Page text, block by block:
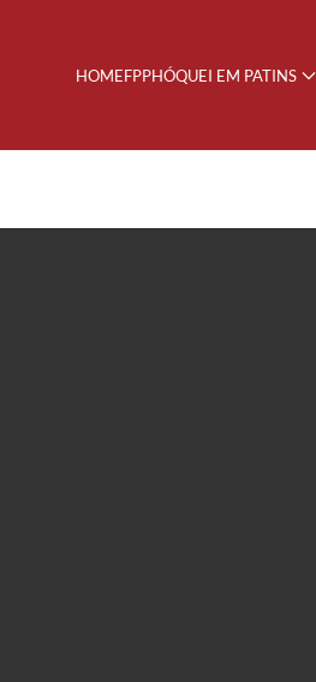
HOMEFPPHÓQUEI EM PATINS